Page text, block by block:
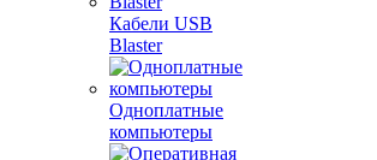
Кабели USB
Blaster
Одноплатные
компьютеры